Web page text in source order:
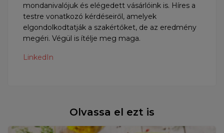
mondanivalójuk és elégedett vásárlóink is. Híres a
testre vonatkozó kérdéseiről, amelyek
elgondolkodtatják a szakértőket, de az eredmény
megéri. Végül is ítélje meg maga.
LinkedIn
Olvassa el ezt is